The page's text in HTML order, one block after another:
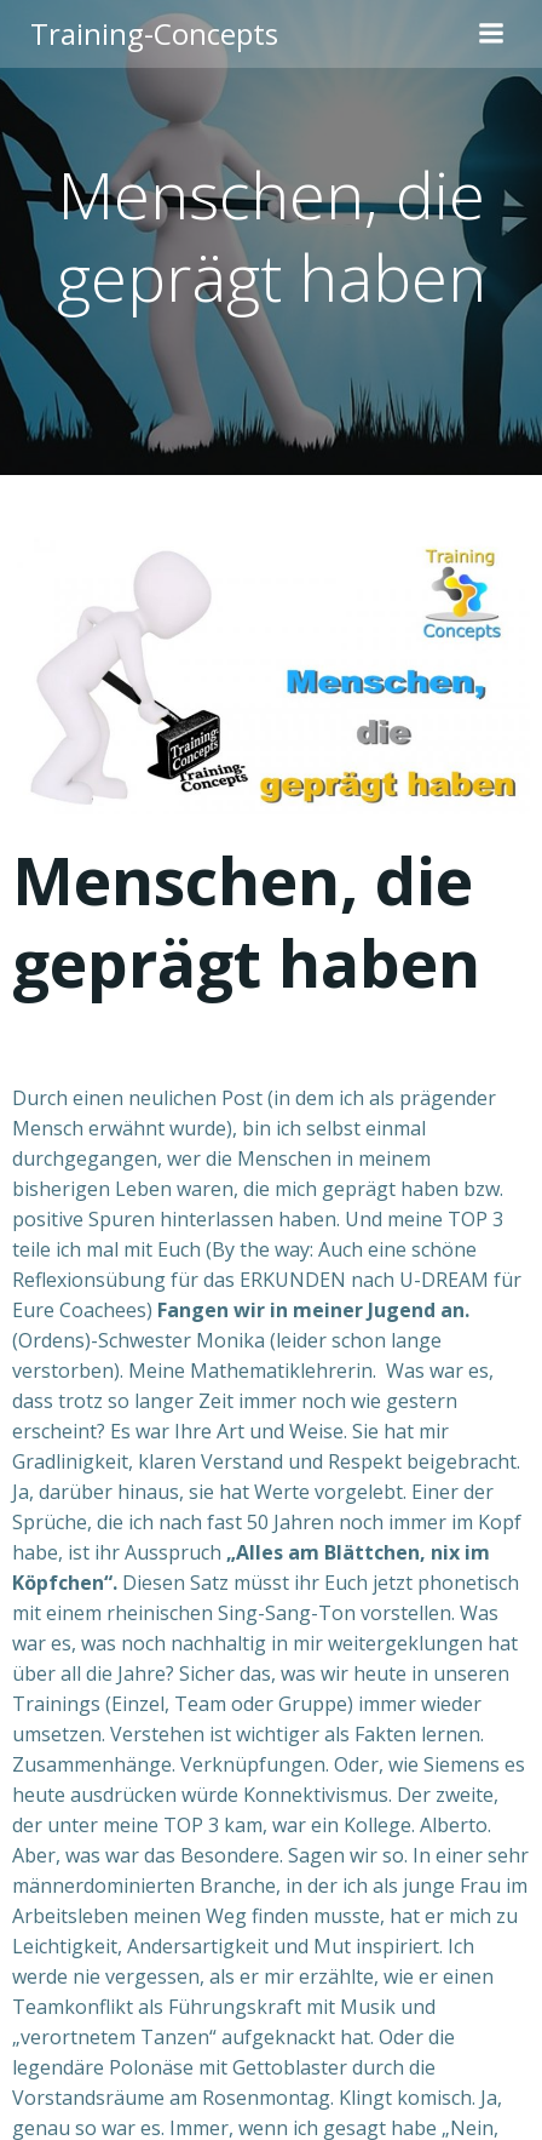
Inhalt
springen
Training-Concepts
Menschen, die
geprägt haben
Menschen, die
geprägt haben
Durch einen neulichen Post (in dem ich als prägender
Mensch erwähnt wurde), bin ich selbst einmal
durchgegangen, wer die Menschen in meinem
bisherigen Leben waren, die mich geprägt haben bzw.
positive Spuren hinterlassen haben. Und meine TOP 3
teile ich mal mit Euch (By the way: Auch eine schöne
Reflexionsübung für das ERKUNDEN nach U-DREAM für
Eure Coachees) Fangen wir in meiner Jugend an.
(Ordens)-Schwester Monika (leider schon lange
verstorben). Meine Mathematiklehrerin. Was war es,
dass trotz so langer Zeit immer noch wie gestern
erscheint? Es war Ihre Art und Weise. Sie hat mir
Gradlinigkeit, klaren Verstand und Respekt beigebracht.
Ja, darüber hinaus, sie hat Werte vorgelebt. Einer der
Sprüche, die ich nach fast 50 Jahren noch immer im Kopf
habe, ist ihr Ausspruch „Alles am Blättchen, nix im
Köpfchen“. Diesen Satz müsst ihr Euch jetzt phonetisch
mit einem rheinischen Sing-Sang-Ton vorstellen. Was
war es, was noch nachhaltig in mir weitergeklungen hat
über all die Jahre? Sicher das, was wir heute in unseren
Trainings (Einzel, Team oder Gruppe) immer wieder
umsetzen. Verstehen ist wichtiger als Fakten lernen.
Zusammenhänge. Verknüpfungen. Oder, wie Siemens es
heute ausdrücken würde Konnektivismus. Der zweite,
der unter meine TOP 3 kam, war ein Kollege. Alberto.
Aber, was war das Besondere. Sagen wir so. In einer sehr
männerdominierten Branche, in der ich als junge Frau im
Arbeitsleben meinen Weg finden musste, hat er mich zu
Leichtigkeit, Andersartigkeit und Mut inspiriert. Ich
werde nie vergessen, als er mir erzählte, wie er einen
Teamkonflikt als Führungskraft mit Musik und
„verortnetem Tanzen“ aufgeknackt hat. Oder die
legendäre Polonäse mit Gettoblaster durch die
Vorstandsräume am Rosenmontag. Klingt komisch. Ja,
genau so war es. Immer, wenn ich gesagt habe „Nein,